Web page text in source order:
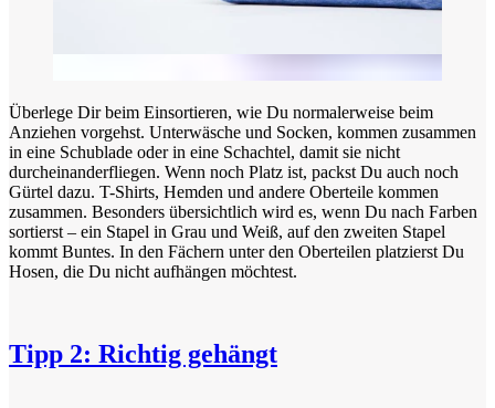
Überlege Dir beim Einsortieren, wie Du normalerweise beim
Anziehen vorgehst. Unterwäsche und Socken, kommen zusammen
in eine Schublade oder in eine Schachtel, damit sie nicht
durcheinanderfliegen. Wenn noch Platz ist, packst Du auch noch
Gürtel dazu. T-Shirts, Hemden und andere Oberteile kommen
zusammen. Besonders übersichtlich wird es, wenn Du nach Farben
sortierst – ein Stapel in Grau und Weiß, auf den zweiten Stapel
kommt Buntes. In den Fächern unter den Oberteilen platzierst Du
Hosen, die Du nicht aufhängen möchtest.
Tipp 2: Richtig gehängt